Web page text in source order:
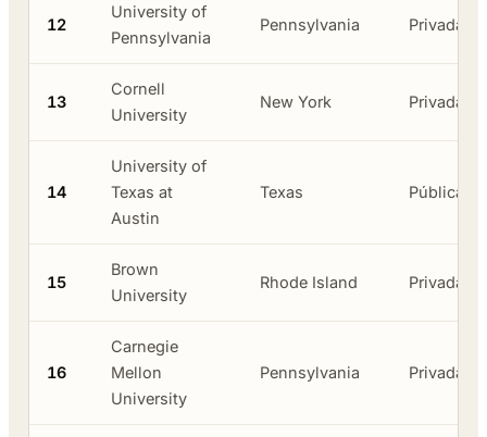
12
University of
Pennsylvania
Pennsylvania Privada
13
Cornell
University
New York Privada
14
University of
Texas at
Austin
Texas Pública
15
Brown
University
Rhode Island Privada
16
Carnegie
Mellon
University
Pennsylvania Privada